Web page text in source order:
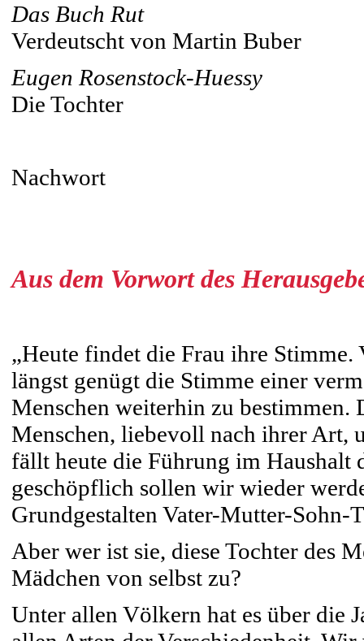
Das Buch Rut
Verdeutscht von Martin Buber
Eugen Rosenstock-Huessy
Die Tochter
Nachwort
Aus dem Vorwort des
„Heute findet die Frau ihre
längst genügt die Stimme einer
Menschen weiterhin zu bestimmen.
Menschen, liebevoll nach ihrer Art,
fällt heute die Führung im Haushalt
geschöpflich sollen wir wieder
Grundgestalten Vater-Mutter-Sohn-
Aber wer ist sie, diese Tochter des
Mädchen von selbst zu?
Unter allen Völkern hat es über die